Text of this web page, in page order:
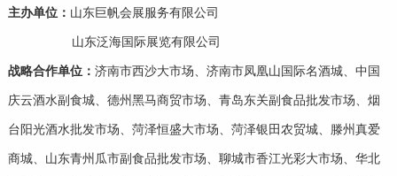
主办单位： 山东巨帆会展服务有限公司
山东泛海国际展览有限公司
战略合作单位： 济南市西沙大市场、济南市凤凰山国际名酒城、中国
庆云酒水副食城、德州黑马商贸市场、青岛东关副食品批发市场、烟
台阳光酒水批发市场、菏泽恒盛大市场、菏泽银田农贸城、滕州真爱
商城、山东青州瓜市副食品批发市场、聊城市香江光彩大市场、华北